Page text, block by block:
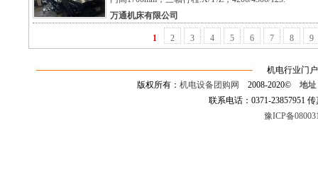
万通机床有限公司
1 2 3 4 5 6 7 8 9
机电行业门
版权所有： 机电设备团购网
2008-2020© 地址
联系电话：0371-23857951
豫ICP备